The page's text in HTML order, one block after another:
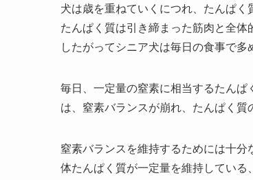
犬は歳を重ねていくにつれ、たんぱく
たんぱく質は引き締まった筋肉と全体
したがってシニア犬は毎日の食事で多
毎日、一定量の窒素に相当するたん
は、窒素バランスが崩れ、たんぱく質
窒素バランスを維持するためには十分
体たんぱく質が一定量を維持してい